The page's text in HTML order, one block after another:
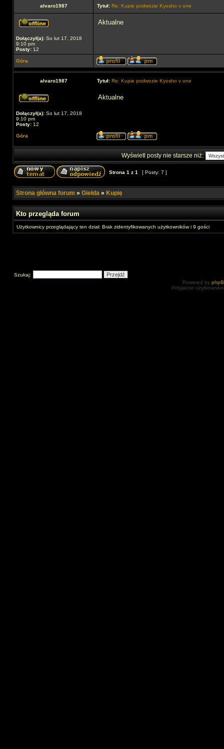
alvaro1987 Tytuł: Re: Kupie podwozie Kyosho v one
Dołączył(a): So lut 17, 2018
9:10 pm
Posty: 12
Aktualne
Góra
alvaro1987 Tytuł: Re: Kupie podwozie Kyosho v one
Dołączył(a): So lut 17, 2018
9:10 pm
Posty: 12
Aktualne
Góra
Wyświetl posty nie starsze niż:
Strona 1 z 1 [ Posty: 7 ]
Strona główna forum » Giełda » Kupię
Kto przegląda forum
Użytkownicy przeglądający ten dział: Brak zidentyfikowanych użytkowników i 9 gości
Szukaj:
Powered by
Przyjazne